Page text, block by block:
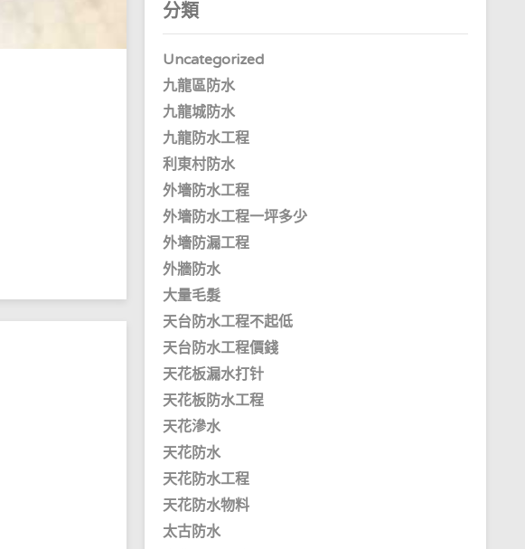
分類
Uncategorized
九龍區防水
九龍城防水
九龍防水工程
利東村防水
外墻防水工程
外墻防水工程一坪多少
外墻防漏工程
外牆防水
大量毛髮
天台防水工程不起低
天台防水工程價錢
天花板漏水打针
天花板防水工程
天花滲水
天花防水
天花防水工程
天花防水物料
太古防水